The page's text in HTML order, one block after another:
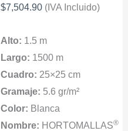
$7,504.90 (IVA Incluido)
Alto: 1.5 m
Largo: 1500 m
Cuadro: 25×25 cm
Gramaje: 5.6 gr/m²
Color: Blanca
Nombre: HORTOMALLAS®